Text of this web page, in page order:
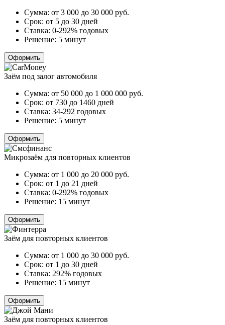
Сумма: от 3 000 до 30 000 руб.
Срок: от 5 до 30 дней
Ставка: 0-292% годовых
Решение: 5 минут
Оформить
Заём под залог автомобиля
Сумма: от 50 000 до 1 000 000 руб.
Срок: от 730 до 1460 дней
Ставка: 34-292 годовых
Решение: 5 минут
Оформить
Микрозаём для повторных клиентов
Сумма: от 1 000 до 20 000 руб.
Срок: от 1 до 21 дней
Ставка: 0-292% годовых
Решение: 15 минут
Оформить
Заём для повторных клиентов
Сумма: от 1 000 до 30 000 руб.
Срок: от 1 до 30 дней
Ставка: 292% годовых
Решение: 15 минут
Оформить
Заём для повторных клиентов